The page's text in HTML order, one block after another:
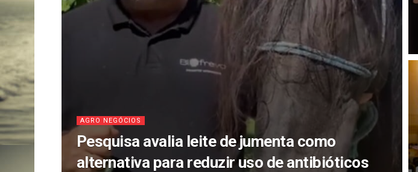
AGRO NEGÓCIOS
Pesquisa avalia leite de jumenta como
alternativa para reduzir uso de antibióticos